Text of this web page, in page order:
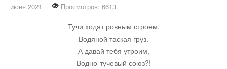
июня 2021
Просмотров: 6613
Тучи ходят ровным строем,
Водяной таская груз.
А давай тебя утроим,
Водно-тучевый союз?!